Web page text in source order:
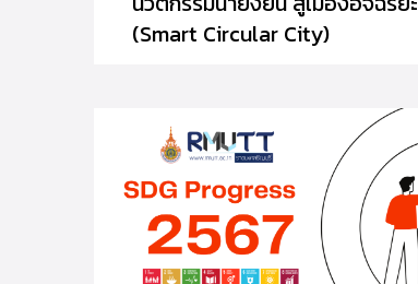
(Smart Circular City)